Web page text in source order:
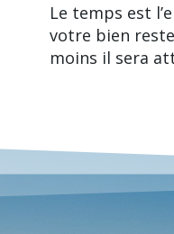
Le temps est
votre bien
moins il sera